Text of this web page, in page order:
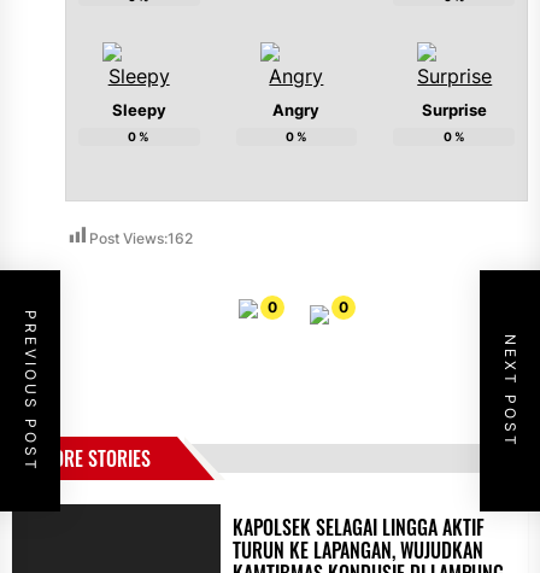
Sleepy
0%
Angry
0%
Surprise
0%
Post Views:162
0 0
PREVIOUS POST NEXT POST
MORE STORIES
KAPOLSEK SELAGAI LINGGA AKTIF
TURUN KE LAPANGAN, WUJUDKAN